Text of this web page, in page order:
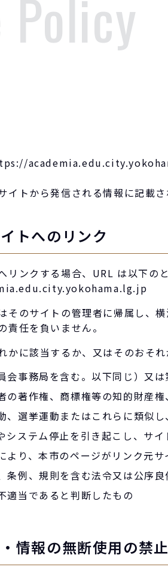
イトから発信される情報に記載
トへのリンク
リンクする場合、URL は以下の
そのサイトの管理者に帰属し、
責任を負いません。
かに該当するか、又はそのおそ
会事務局を含む。以下同じ）又
の著作権、商標権等の知的財産
、選挙運動またはこれらに類似
システム停止を引き起こし、サ
より、本市のページがリンク元
条例、規則を含む法令又は公序
適当であると判断したもの
情報の無断使用の禁止